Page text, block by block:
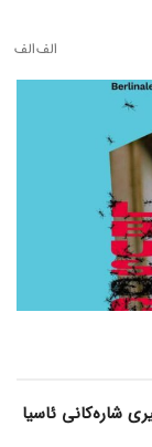
شارەکانی ئاسیا